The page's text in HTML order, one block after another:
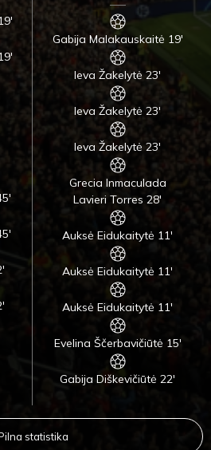
Gabija Malakauskaitė 19'
Ieva Žakelytė 23'
Ieva Žakelytė 23'
Ieva Žakelytė 23'
Grecia Inmaculada
Lavieri Torres 28'
Auksė Eidukaitytė 11'
Auksė Eidukaitytė 11'
Auksė Eidukaitytė 11'
Evelina Ščerbavičiūtė 15'
Gabija Diškevičiūtė 22'
statistika